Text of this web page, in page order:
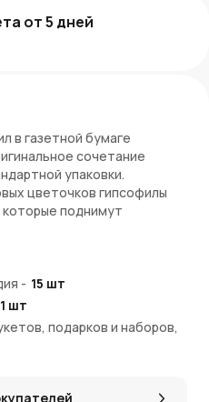
от5 дней
в газетной бумаге
сочетание
упаковки.
цветочков гипсофилы
поднимут
же время узнаваемый
с мягкостью и
невинность и
- 15 шт
1 шт
подарков и наборов,